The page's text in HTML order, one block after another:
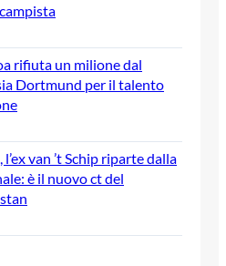
rifiuta un milione dal
Dortmund per il talento
l’ex van ’t Schip riparte dalla
è il nuovo ct del